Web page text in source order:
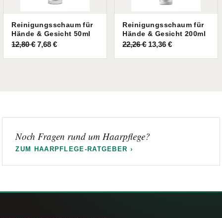
Reinigungsschaum für
Hände & Gesicht 50ml
12,80€ Ursprünglicher
7,68€Aktueller
Reinigungsschaum für
Hände & Gesicht 200ml
22,26€ Ursprünglicher
13,36€Aktueller
Noch Fragen rund um Haarpflege?
ZUM HAARPFLEGE-RATGEBER ›